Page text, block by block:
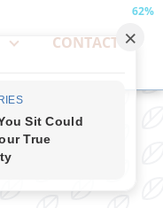
62%
CONTACTO